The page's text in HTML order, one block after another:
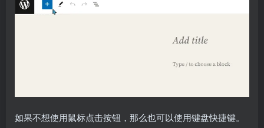
如果不想使用鼠标点击按钮，那么也可以使用键盘快捷键。